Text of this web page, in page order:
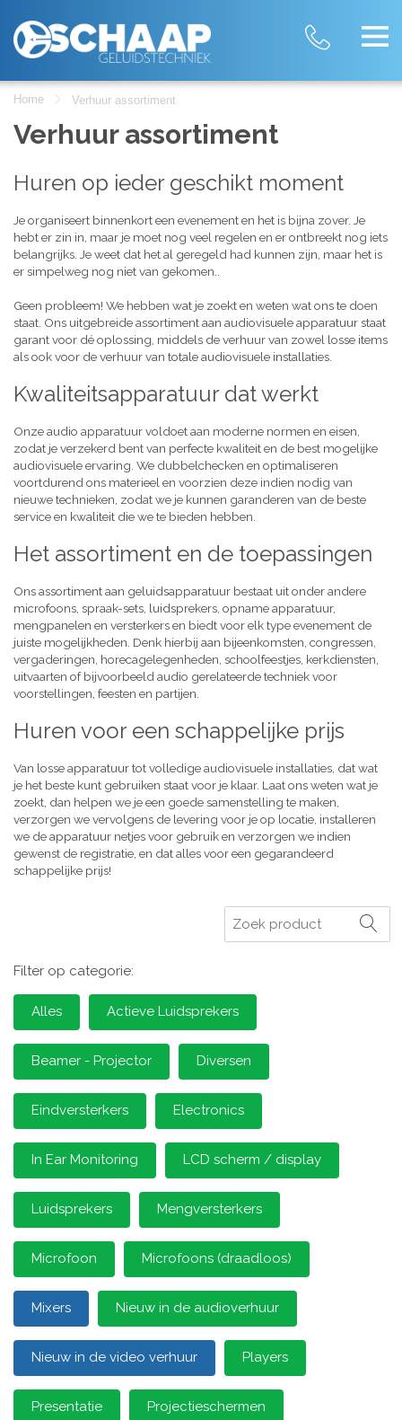
Home Verhuur assortiment
Verhuur assortiment
Huren op ieder geschikt moment
Je organiseert binnenkort een evenement en het is bijna zover. Je
hebt er zin in, maar je moet nog veel regelen en er ontbreekt nog iets
belangrijks. Je weet dat het al geregeld had kunnen zijn, maar het is
er simpelweg nog niet van gekomen..
Geen probleem! We hebben wat je zoekt en weten wat ons te doen
staat. Ons uitgebreide assortiment aan audiovisuele apparatuur staat
garant voor dé oplossing, middels de verhuur van zowel losse items
als ook voor de verhuur van totale audiovisuele installaties.
Kwaliteitsapparatuur dat werkt
Onze audio apparatuur voldoet aan moderne normen en eisen,
zodat je verzekerd bent van perfecte kwaliteit en de best mogelijke
audiovisuele ervaring. We dubbelchecken en optimaliseren
voortdurend ons materieel en voorzien deze indien nodig van
nieuwe technieken, zodat we je kunnen garanderen van de beste
service en kwaliteit die we te bieden hebben.
Het assortiment en de toepassingen
Ons assortiment aan geluidsapparatuur bestaat uit onder andere
microfoons, spraak-sets, luidsprekers, opname apparatuur,
mengpanelen en versterkers en biedt voor elk type evenement de
juiste mogelijkheden. Denk hierbij aan bijeenkomsten, congressen,
vergaderingen, horecagelegenheden, schoolfeestjes, kerkdiensten,
uitvaarten of bijvoorbeeld audio gerelateerde techniek voor
voorstellingen, feesten en partijen.
Huren voor een schappelijke prijs
Van losse apparatuur tot volledige audiovisuele installaties, dat wat
je het beste kunt gebruiken staat voor je klaar. Laat ons weten wat je
zoekt, dan helpen we je een goede samenstelling te maken,
verzorgen we vervolgens de levering voor je op locatie, installeren
we de apparatuur netjes voor gebruik en verzorgen we indien
gewenst de registratie, en dat alles voor een gegarandeerd
schappelijke prijs!
Zoeken
Filter op categorie:
Alles Actieve Luidsprekers
Beamer - Projector Diversen
Eindversterkers Electronics
In Ear Monitoring LCD scherm / display
Luidsprekers Mengversterkers
Microfoon Microfoons (draadloos)
Mixers Nieuw in de audioverhuur
Nieuw in de video verhuur Players
Presentatie Projectieschermen